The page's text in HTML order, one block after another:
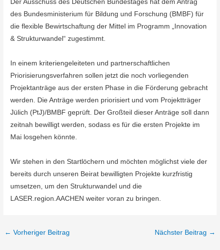
Der Ausschuss des Deutschen Bundestages hat dem Antrag
des Bundesministerium für Bildung und Forschung (BMBF) für
die flexible Bewirtschaftung der Mittel im Programm „Innovation
& Strukturwandel“ zugestimmt.
In einem kriteriengeleiteten und partnerschaftlichen
Priorisierungsverfahren sollen jetzt die noch vorliegenden
Projektanträge aus der ersten Phase in die Förderung gebracht
werden. Die Anträge werden priorisiert und vom Projektträger
Jülich (PtJ)/BMBF geprüft. Der Großteil dieser Anträge soll dann
zeitnah bewilligt werden, sodass es für die ersten Projekte im
Mai losgehen könnte.
Wir stehen in den Startlöchern und möchten möglichst viele der
bereits durch unseren Beirat bewilligten Projekte kurzfristig
umsetzen, um den Strukturwandel und die
LASER.region.AACHEN weiter voran zu bringen.
← Vorheriger Beitrag Nächster Beitrag →